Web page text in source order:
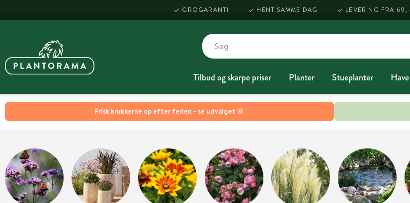
GROGARANTI HENT SAMME DAG LEVERING FRA 69,-
Tilbud og skarpe priser Planter Stueplanter Have
Frisk krukkerne op efter ferien - se udvalget 🌸